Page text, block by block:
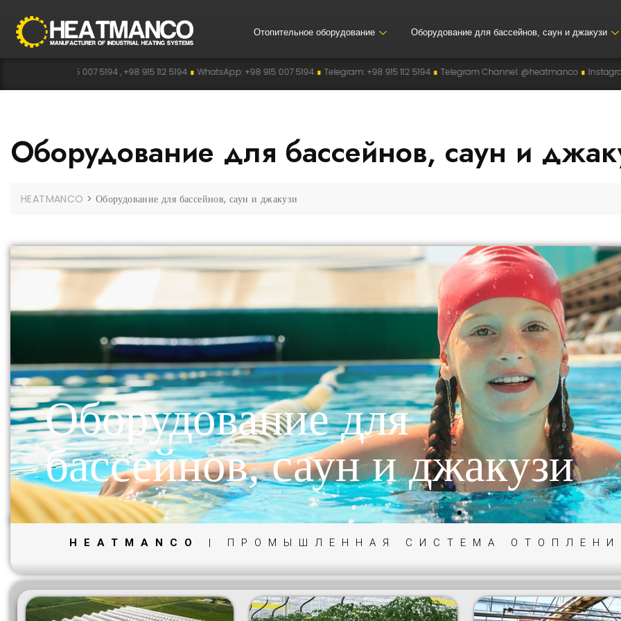
Отопительное оборудование Оборудование для бассейнов, саун и джакузи
WhatsApp: +98 915 007 5194∎Telegram: +98 915 112 5194∎Telegram Channel: @heatmanco∎Instagram: heatmanco∎Email:
Оборудование для бассейнов, саун и
HEATMANCO > Оборудование для бассейнов, саун и джакузи
Оборудование для
бассейнов, саун и джакузи
HEATMANCO | ПРОМЫШЛЕННАЯ СИСТЕМА